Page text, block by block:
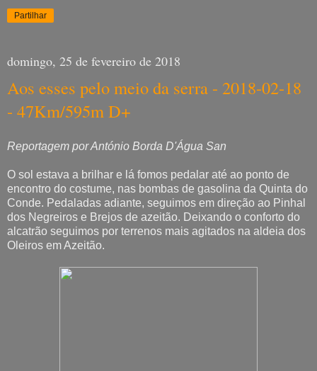
Partilhar
domingo, 25 de fevereiro de 2018
Aos esses pelo meio da serra - 2018-02-18
- 47Km/595m D+
Reportagem por António Borda D'Água San
O sol estava a brilhar e lá fomos pedalar até ao ponto de
encontro do costume, nas bombas de gasolina da Quinta do
Conde. Pedaladas adiante, seguimos em direção ao Pinhal
dos Negreiros e Brejos de azeitão. Deixando o conforto do
alcatrão seguimos por terrenos mais agitados na aldeia dos
Oleiros em Azeitão.